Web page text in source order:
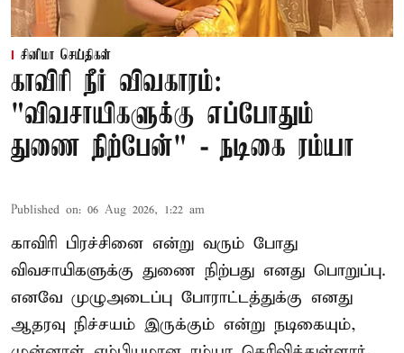
சினிமா செய்திகள்
காவிரி நீர் விவகாரம்:
"விவசாயிகளுக்கு எப்போதும்
துணை நிற்பேன்" - நடிகை ரம்யா
Published on: 06 Aug 2026, 1:22 am
காவிரி பிரச்சினை என்று வரும் போது
விவசாயிகளுக்கு துணை நிற்பது எனது பொறுப்பு.
எனவே முழுஅடைப்பு போராட்டத்துக்கு எனது
ஆதரவு நிச்சயம் இருக்கும் என்று நடிகையும்,